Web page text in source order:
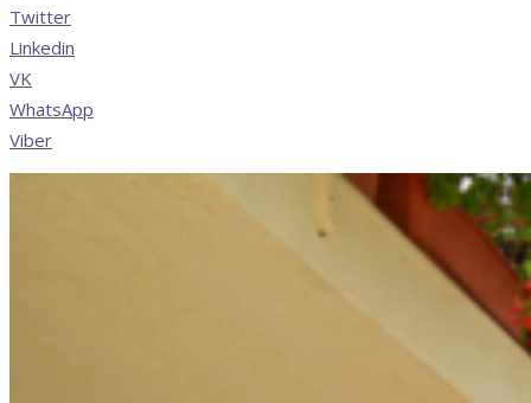
Twitter
Linkedin
VK
WhatsApp
Viber